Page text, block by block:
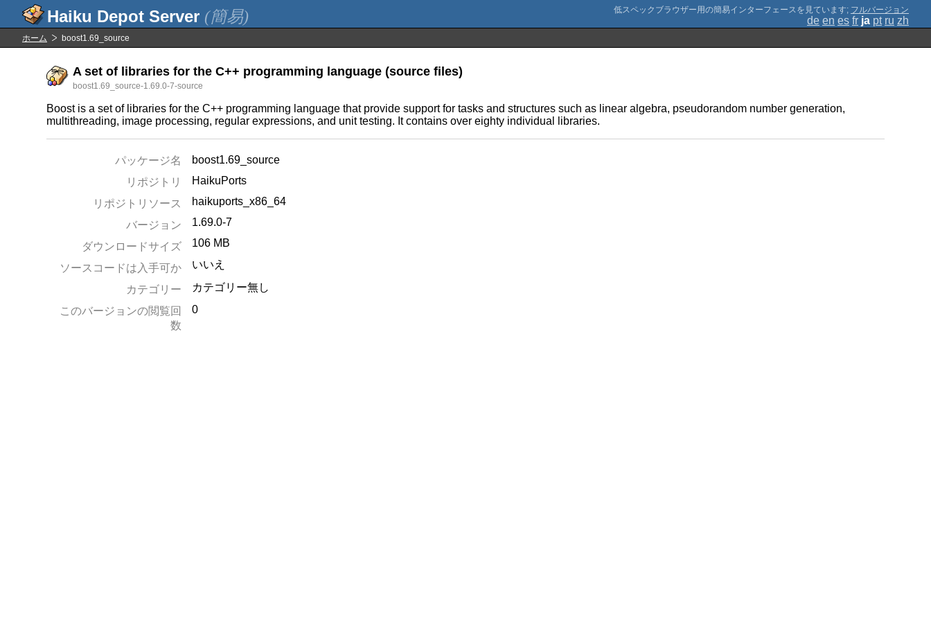
(簡易) ; フルバージョン
de en es fr ja pt ru zh
ホーム boost1.69_source
A set of libraries for the C++ programming language (source files)
boost1.69_source-1.69.0-7-source
Boost is a set of libraries for the C++ programming language that provide support for tasks and structures such as linear algebra, pseudorandom number generation,
multithreading, image processing, regular expressions, and unit testing. It contains over eighty individual libraries.
パッケージ名
boost1.69_source
リポジトリ
HaikuPorts
リポジトリソース
haikuports_x86_64
バージョン
1.69.0-7
ダウンロードサイズ 106 MB
ソースコードは入手可か いいえ
カテゴリー
カテゴリー無し
このバージョンの閲覧回
数
0